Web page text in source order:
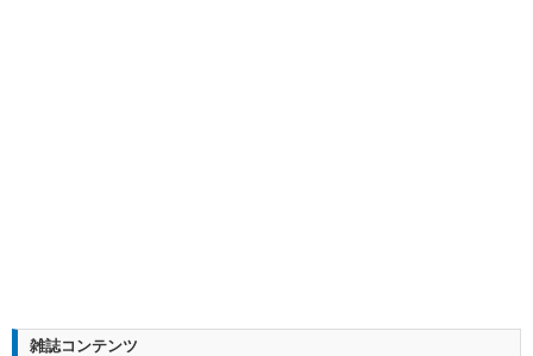
雑誌コンテンツ